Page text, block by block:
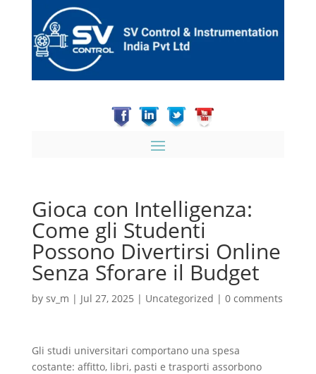
Gioca con Intelligenza:
Come gli Studenti
Possono Divertirsi Online
Senza Sforare il Budget
by sv_m | Jul 27, 2025 | Uncategorized | 0 comments
Gli studi universitari comportano una spesa
costante: affitto, libri, pasti e trasporti assorbono